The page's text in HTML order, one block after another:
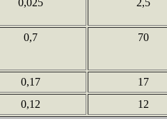
0,025 2,5
0,7 70
0,17
17
0,12 12